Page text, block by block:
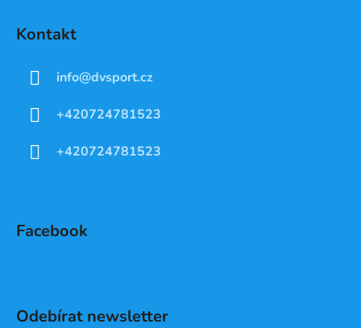
Kontakt
info@dvsport.cz
+420724781523
+420724781523
Facebook
Odebírat newsletter